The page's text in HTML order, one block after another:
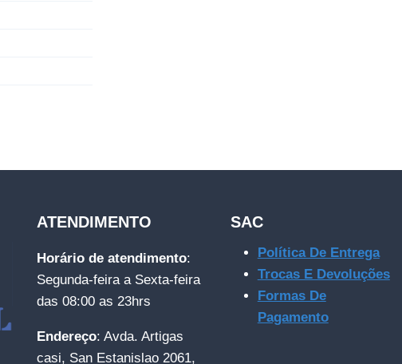
ATENDIMENTO
Horário de atendimento:
Segunda-feira a Sexta-feira
das 08:00 as 23hrs
Endereço: Avda. Artigas
casi, San Estanislao 2061,
SAC
Política De Entrega
Trocas E Devoluções
Formas De
Pagamento